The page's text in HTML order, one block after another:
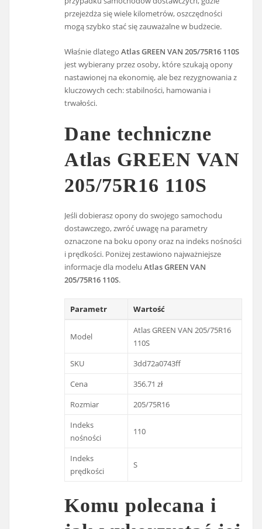
przejeżdża się wiele kilometrów, oszczędności
mogą szybko stać się zauważalne w budżecie.
Właśnie dlategoAtlas GREEN VAN 205/75R16 110S
jest wybierany przez osoby, które szukają opony
nastawionej na ekonomię, ale bez rezygnowania z
kluczowych cech: stabilności, hamowania i
trwałości.
Dane techniczne
Atlas GREEN VAN
205/75R16 110S
Jeśli dobierasz opony do swojego samochodu
dostawczego, zwróć uwagę na parametry
oznaczone na boku opony oraz na indeks nośności
i prędkości. Poniżej zestawiono najważniejsze
informacje dla modeluAtlas GREEN VAN
205/75R16 110S.
Parametr Wartość
Model
Atlas GREEN VAN 205/75R16
110S
SKU
3dd72a0743ff
Cena
356.71 zł
Rozmiar
205/75R16
Indeks
nośności
110
Indeks
prędkości
S
Komu polecana i